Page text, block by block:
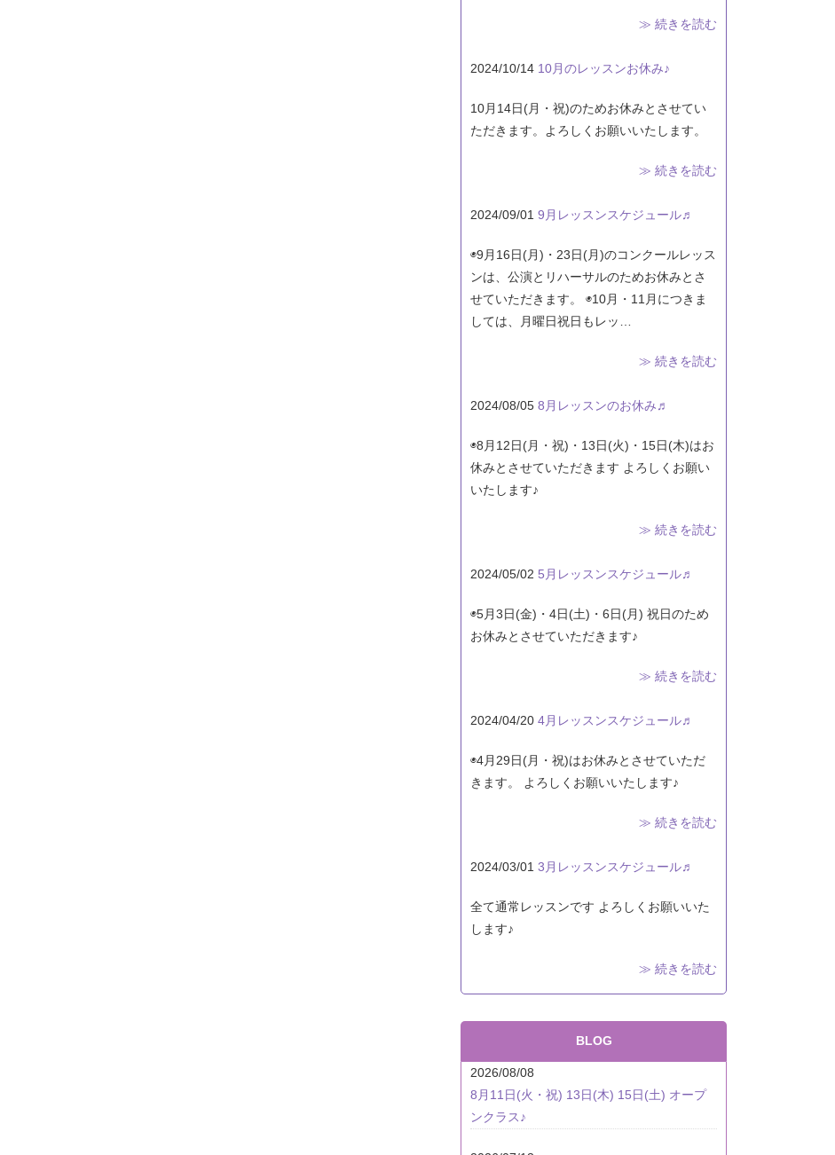
≫ 続きを読む
2024/10/14 10月のレッスンお休み♪
10月14日(月・祝)のためお休みとさせてい
ただきます。よろしくお願いいたします。
≫ 続きを読む
2024/09/01 9月レッスンスケジュール♬
◉9月16日(月)・23日(月)のコンクールレッス
ンは、公演とリハーサルのためお休みとさ
せていただきます。 ◉10月・11月につきま
しては、月曜日祝日もレッ…
≫ 続きを読む
2024/08/05 8月レッスンのお休み♬
◉8月12日(月・祝)・13日(火)・15日(木)はお
休みとさせていただきます よろしくお願い
いたします♪
≫ 続きを読む
2024/05/02 5月レッスンスケジュール♬
◉5月3日(金)・4日(土)・6日(月) 祝日のため
お休みとさせていただきます♪
≫ 続きを読む
2024/04/20 4月レッスンスケジュール♬
◉4月29日(月・祝)はお休みとさせていただ
きます。 よろしくお願いいたします♪
≫ 続きを読む
2024/03/01 3月レッスンスケジュール♬
全て通常レッスンです よろしくお願いいた
します♪
≫ 続きを読む
BLOG
2026/08/08
8月11日(火・祝) 13日(木) 15日(土) オープ
ンクラス♪